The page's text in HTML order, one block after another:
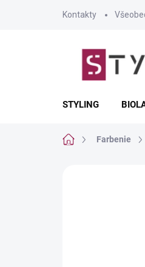
Kontakty
STYLING
DomovFarbenie